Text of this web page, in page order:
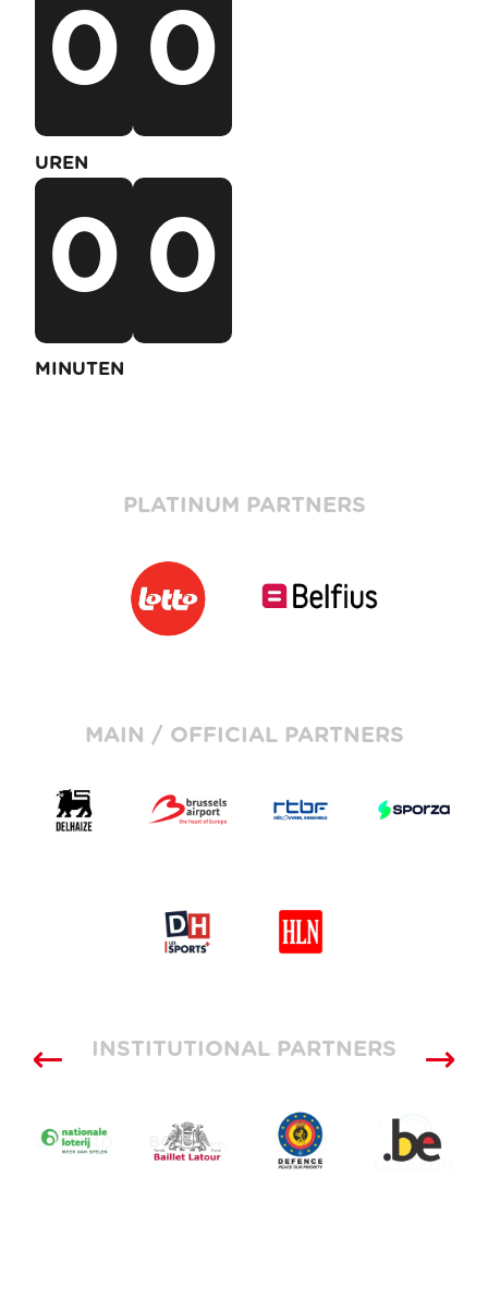
0 0
UREN
0 0
MINUTEN
PLATINUM PARTNERS
MAIN / OFFICIAL PARTNERS
SUPPLIERS
INSTITUTIONAL PARTNERS